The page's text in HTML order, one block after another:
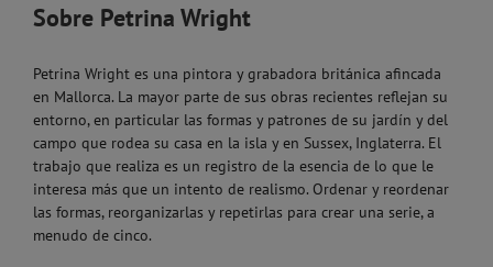
Sobre Petrina Wright
Petrina Wright es una pintora y grabadora británica afincada
en Mallorca. La mayor parte de sus obras recientes reflejan su
entorno, en particular las formas y patrones de su jardín y del
campo que rodea su casa en la isla y en Sussex, Inglaterra. El
trabajo que realiza es un registro de la esencia de lo que le
interesa más que un intento de realismo. Ordenar y reordenar
las formas, reorganizarlas y repetirlas para crear una serie, a
menudo de cinco.